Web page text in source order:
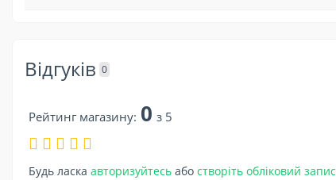
Відгуків 0
Рейтинг магазину: 0 з 5
Будь ласка авторизуйтесь або створіть обліковий запис